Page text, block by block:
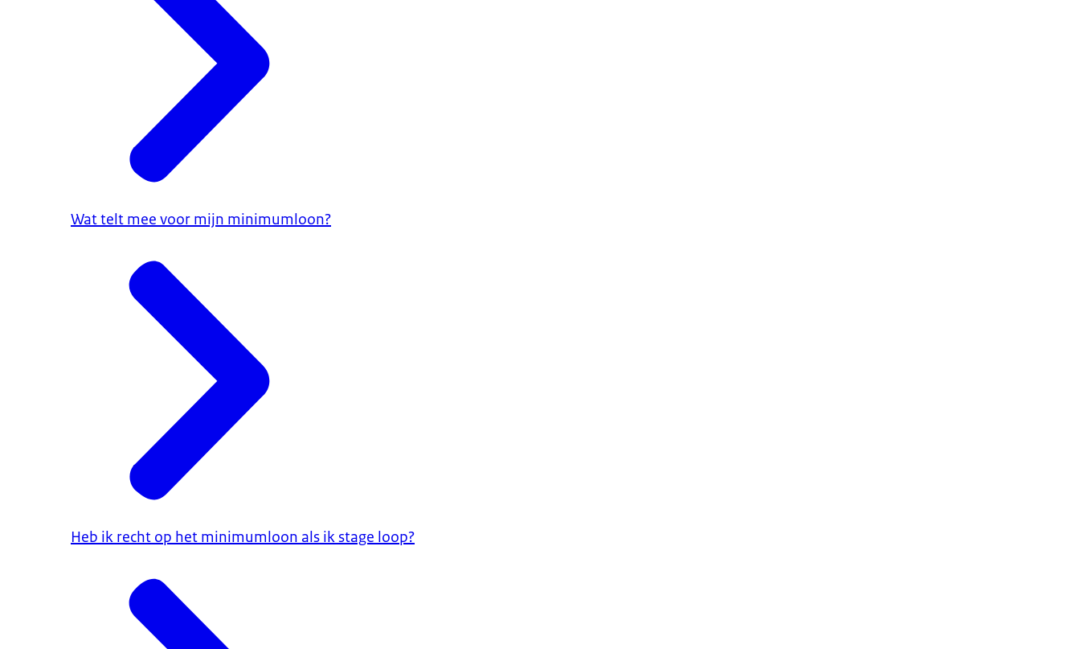
Wat telt mee voor mijn minimumloon?
Heb ik recht op het minimumloon als ik stage loop?